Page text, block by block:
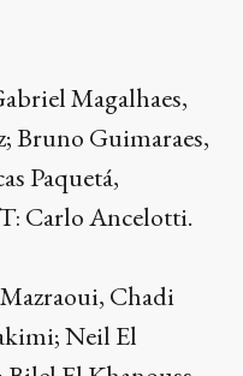
Magalhaes,
Bruno Guimaraes,
Paquetá,
Carlo Ancelotti.
Chadi
Neil El